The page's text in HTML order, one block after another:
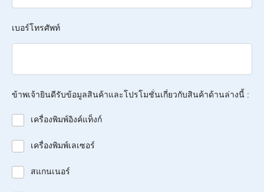
เบอร์โทรศัพท์
ข้าพเจ้ายินดีรับข้อมูลสินค้าและโปรโมชั่นเกี่ยวกับสินค้าด้านล่างนี้ :
เครื่องพิมพ์อิงค์แท็งก์
เครื่องพิมพ์เลเซอร์
สแกนเนอร์